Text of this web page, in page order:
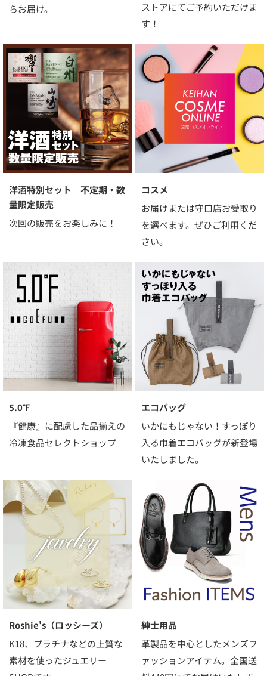
らお届け。
ストアにてご予約いただけま
す！
洋酒特別セット 不定期・数
量限定販売
次回の販売をお楽しみに！
コスメ
お届けまたは守口店お受取り
を選べます。ぜひご利用くだ
さい。
5.0℉
『健康』に配慮した品揃えの
冷凍食品セレクトショップ
エコバッグ
いかにもじゃない！すっぽり
入る巾着エコバッグが新登場
いたしました。
Roshie's（ロッシーズ）
K18、プラチナなどの上質な
素材を使ったジュエリー
紳士用品
革製品を中心としたメンズフ
ァッションアイテム。全国送